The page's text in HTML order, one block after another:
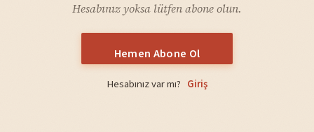
Hesabınız yoksa lütfen abone olun.
Hemen Abone Ol
Hesabınız var mı? Giriş